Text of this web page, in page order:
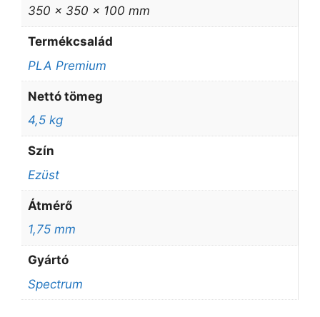
350 × 350 × 100 mm
Termékcsalád
PLA Premium
Nettó tömeg
4,5 kg
Szín
Ezüst
Átmérő
1,75 mm
Gyártó
Spectrum